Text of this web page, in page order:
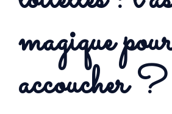
magique
accoucher ?